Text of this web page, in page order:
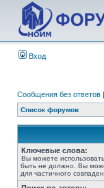
Вход
Сообщения без ответов |
Список форумов
Ключевые слова:
Вы можете использовать
быть не должно. Вы
для частичного